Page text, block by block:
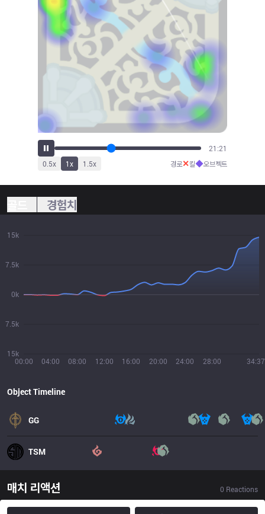
23:00
0.5x 1x 1.5x 경로✕킬◆오브젝트
경험치
00:00 04:00 08:00 12:00 16:00 20:00 24:00 28:00 34:37
15k
7.5k
0k
7.5k
15k
Object Timeline
GG
TSM
매치 리액션 0 Reactions